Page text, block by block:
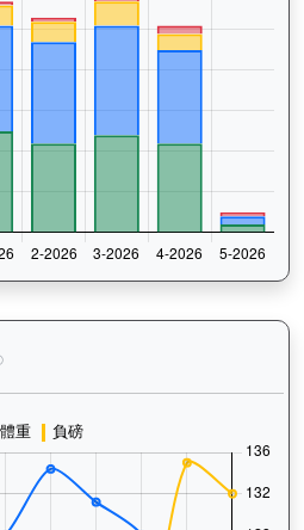
快活同盟（K316）— 馬匹體重與負磅